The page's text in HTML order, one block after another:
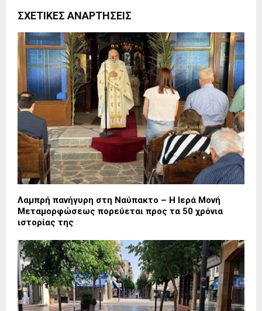
ΣΧΕΤΙΚΈΣ ΑΝΑΡΤΉΣΕΙΣ
Λαμπρή πανήγυρη στη Ναύπακτο – Η Ιερά Μονή
Μεταμορφώσεως πορεύεται προς τα 50 χρόνια
ιστορίας της